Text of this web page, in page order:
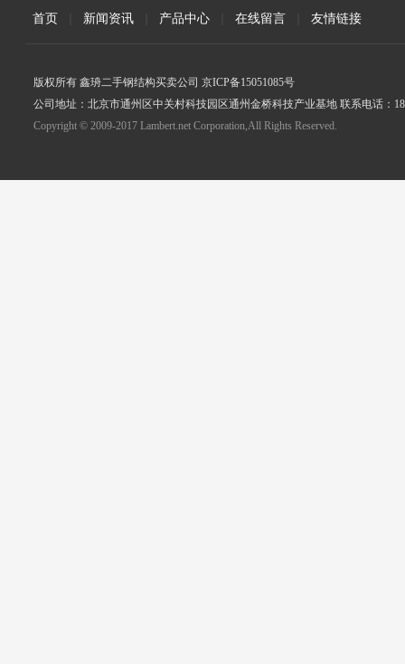
首页 新闻资讯 产品中心 在线留言 友情链接
版权所有 鑫珘二手钢结构买卖公司 京ICP备15051085号
公司地址：北京市通州区中关村科技园区通州金桥科技产业基地 联系电话：
Copyright © 2009-2017 Lambert.net Corporation,All Rights Reserved.